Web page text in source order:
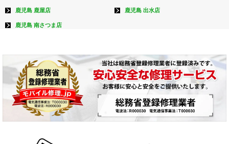
鹿児島 鹿屋店 鹿児島 出水店
鹿児島 南さつま店